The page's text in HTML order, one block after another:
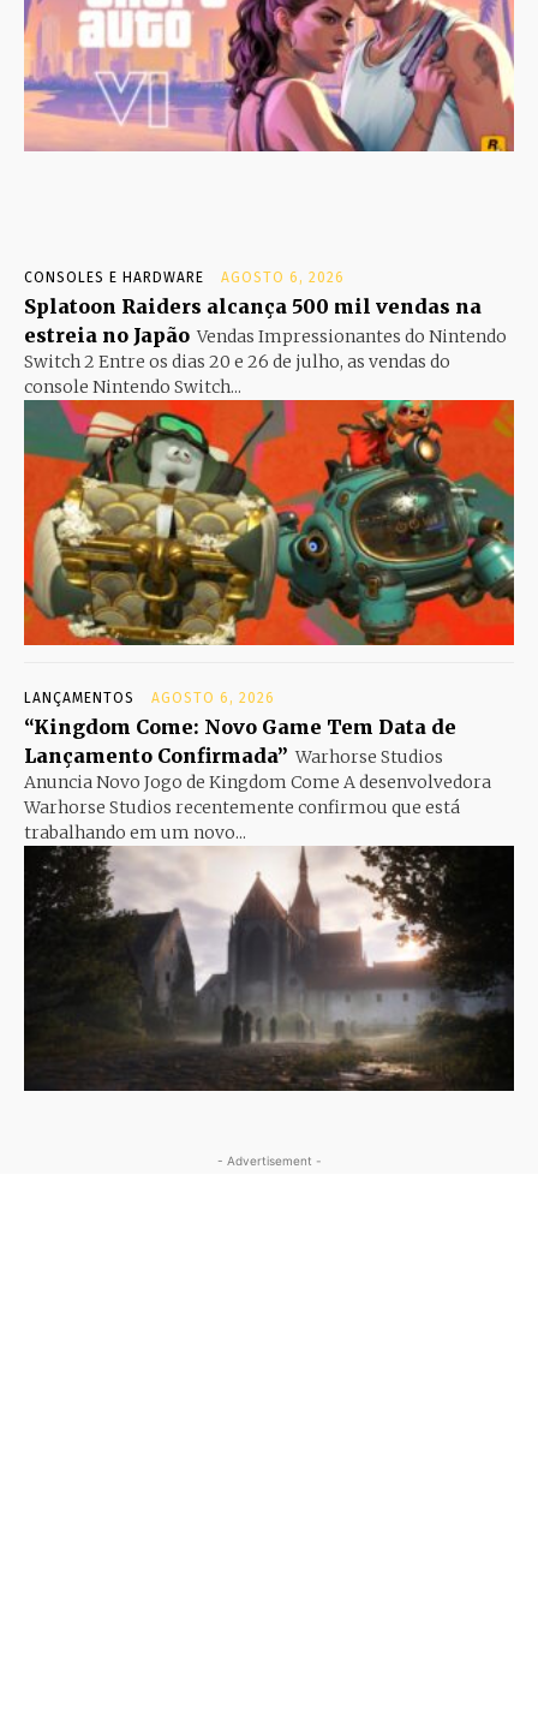
CONSOLES E HARDWARE AGOSTO 6, 2026
Splatoon Raiders alcança 500 mil vendas na
estreia no Japão Vendas Impressionantes do Nintendo
Switch 2 Entre os dias 20 e 26 de julho, as vendas do
console Nintendo Switch...
LANÇAMENTOS AGOSTO 6, 2026
“Kingdom Come: Novo Game Tem Data de
Lançamento Confirmada” Warhorse Studios
Anuncia Novo Jogo de Kingdom Come A desenvolvedora
Warhorse Studios recentemente confirmou que está
trabalhando em um novo...
- Advertisement -